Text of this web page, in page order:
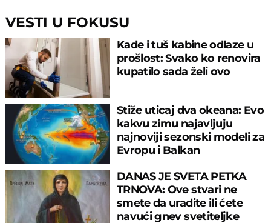
VESTI U FOKUSU
Kade i tuš kabine odlaze u
prošlost: Svako ko renovira
kupatilo sada želi ovo
Stiže uticaj dva okeana: Evo
kakvu zimu najavljuju
najnoviji sezonski modeli za
Evropu i Balkan
DANAS JE SVETA PETKA
TRNOVA: Ove stvari ne
smete da uradite ili ćete
navući gnev svetiteljke